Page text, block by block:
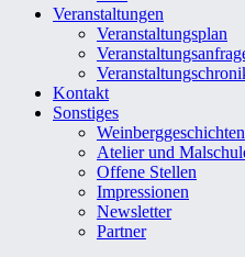
Veranstaltungen
Veranstaltungsplan
Kontakt
Sonstiges
Weinberggeschichten
Atelier und
Offene Stellen
Impressionen
Newsletter
Partner